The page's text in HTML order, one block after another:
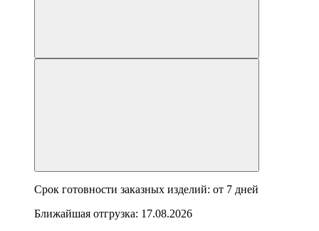
Срок готовности заказных изделий: от 7 дней
Ближайшая отгрузка: 17.08.2026